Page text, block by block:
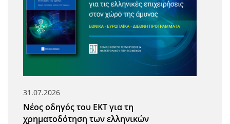
31.07.2026
Νέος οδηγός του ΕΚΤ για τη
χρηματοδότηση των ελληνικών